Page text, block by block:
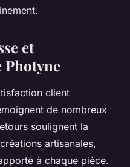
et
Photyne
client
de nombreux
soulignent la
artisanales,
à chaque pièce.